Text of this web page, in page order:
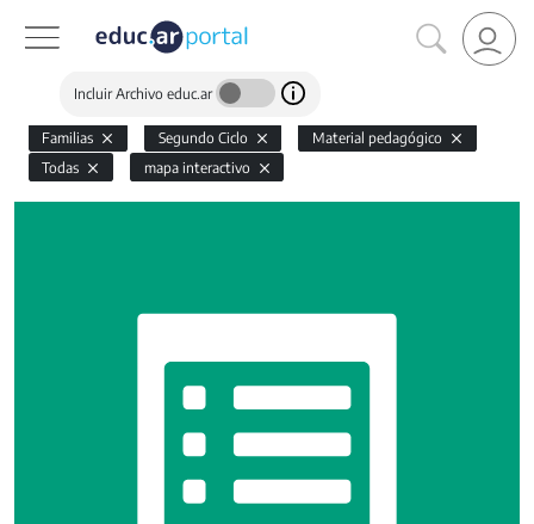
Incluir Archivo educ.ar
Familias Segundo Ciclo
Material pedagógico
Todas
mapa interactivo